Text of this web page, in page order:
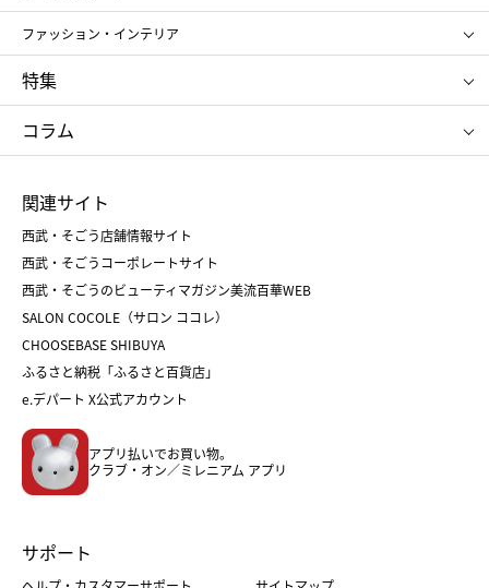
お中元
お歳暮
ポール&ジョー ボーテ
ジルスチュアート
NARS
RMK
クリニーク
SK-Ⅱ
アンリ・シャルパンティエ
ゴディバ
新宿高野
たねや
ねんりん家
ファッション・インテリア
ポロ ラルフ ローレン
タケオ キクチ
ママ＆キッズ
シュタイフ
特集
お中元
ひな人形
五月人形
父の日
クリスマスケーキ
ホワイトデー
コラム
菓子折り
和菓子
人気のギフト
バレンタイン
ホワイトデー
おせち
フード
ホーム・キッチン＆アート
関連サイト
西武・そごう店舗情報サイト
西武・そごうコーポレートサイト
西武・そごうのビューティマガジン美流百華WEB
SALON COCOLE（サロン ココレ）
CHOOSEBASE SHIBUYA
ふるさと納税「ふるさと百貨店」
e.デパート X公式アカウント
アプリ払いでお買い物。
クラブ・オン／ミレニアム アプリ
サポート